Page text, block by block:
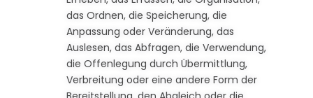
das Ordnen, die Speicherung, die
Anpassung oder Veränderung, das
Auslesen, das Abfragen, die Verwendung,
die Offenlegung durch Übermittlung,
Verbreitung oder eine andere Form der